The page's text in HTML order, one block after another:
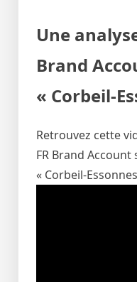
Une
Brand
« Corbeil-
Retrouvez cette
FR Brand
« Corbeil-